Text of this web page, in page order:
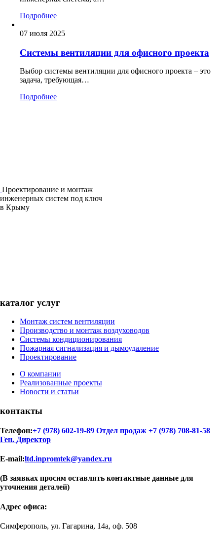
Подробнее
07 июля 2025
Системы вентиляции для офисного проекта
Выбор системы вентиляции для офисного проекта – это
задача, требующая…
Подробнее
Проектирование и монтаж
инженерных систем под ключ
в Крыму
каталог услуг
Монтаж систем вентиляции
Производство и монтаж воздуховодов
Системы кондиционирования
Пожарная сигнализация и дымоудаление
Проектирование
О компании
Реализованные проекты
Новости и статьи
контакты
Телефон:+7 (978) 602-19-89 Отдел продаж +7 (978) 708-81-58
Ген. Директор
E-mail:ltd.inpromtek@yandex.ru
(В заявках просим оставлять контактные данные для
уточнения деталей)
Адрес офиса:
Симферополь, ул. Гагарина, 14а, оф. 508